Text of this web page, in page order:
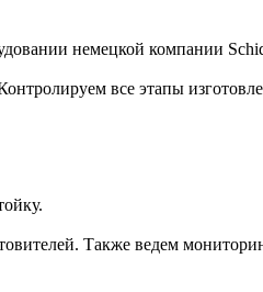
немецкой компании
все этапы
Также ведем